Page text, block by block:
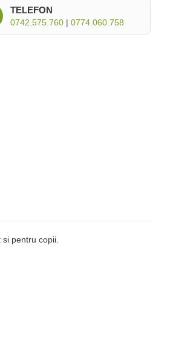
TELEFON
0742.575.760| 0774.060.758
pentru copii.